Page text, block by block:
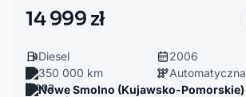
14 999 zł
Diesel
2006
350 000 km
Automatyczna
Nowe Smolno (Kujawsko-Pomorskie)